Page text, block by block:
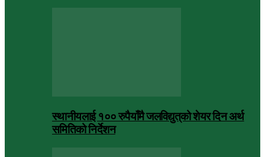
स्थानीयलाई १०० रुपैयाँमै जलविद्युत्‌को शेयर दिन अर्थ
समितिको निर्देशन